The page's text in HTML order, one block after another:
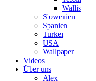
Wallis
Slowenien
Spanien
Türkei
USA
Wallpaper
Videos
Über uns
Alex